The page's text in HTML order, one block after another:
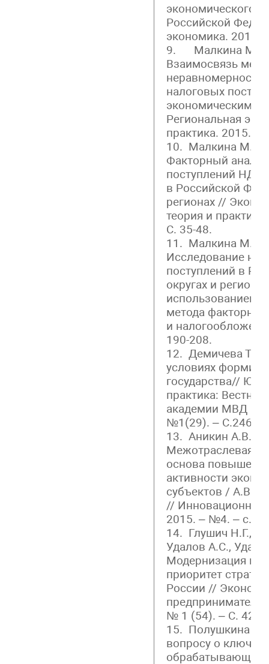
экономического
Российской
экономика. 2015.
9. Малкина М.Ю.,
Взаимосвязь
неравномерности
налоговых
экономическим
Региональная
практика. 2015.
10. Малкина М.Ю.,
Факторный
поступлений
в Российской
регионах //
теория и
С. 35-48.
11. Малкина М.Ю.,
Исследование
поступлений в
округах и
использованием
метода
и
190-208.
12. Демичева Т.Н.
условиях
государства//
практика:
академии МВД
№1(29). – С.246 –
13. Аникин А.В.,
Межотраслевая
основа
активности
субъектов / А.В.
// Инновационный
2015. – №4. –
14. Глушич Н.Г.,
Удалов А.С.,
Модернизация
приоритет
России //
№ 1 (54). – С. 42-
15. Полушкина
вопросу о
обрабатывающих